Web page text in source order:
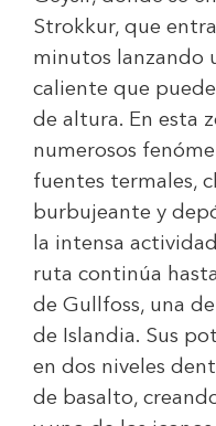
Strokkur, que
minutos lanzando
caliente que
de altura. En esta
numerosos
fuentes termales,
burbujeante y
la intensa
ruta continúa
de Gullfoss, una
de Islandia. Sus
en dos niveles
de basalto,